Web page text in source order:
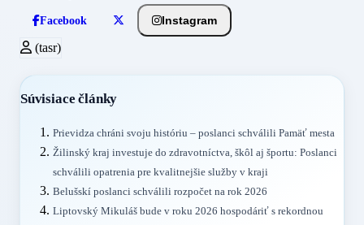
Facebook Instagram
(tasr)
Súvisiace články
Prievidza chráni svoju históriu – poslanci schválili Pamäť mesta
Žilinský kraj investuje do zdravotníctva, škôl aj športu: Poslanci
schválili opatrenia pre kvalitnejšie služby v kraji
Belušskí poslanci schválili rozpočet na rok 2026
Liptovský Mikuláš bude v roku 2026 hospodáriť s rekordnou